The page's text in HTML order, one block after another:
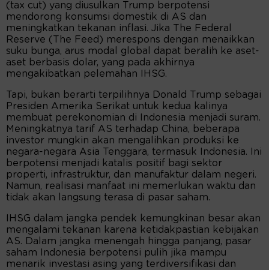
(tax cut) yang diusulkan Trump berpotensi
mendorong konsumsi domestik di AS dan
meningkatkan tekanan inflasi. Jika The Federal
Reserve (The Feed) merespons dengan menaikkan
suku bunga, arus modal global dapat beralih ke aset-
aset berbasis dolar, yang pada akhirnya
mengakibatkan pelemahan IHSG.
Tapi, bukan berarti terpilihnya Donald Trump sebagai
Presiden Amerika Serikat untuk kedua kalinya
membuat perekonomian di Indonesia menjadi suram.
Meningkatnya tarif AS terhadap China, beberapa
investor mungkin akan mengalihkan produksi ke
negara-negara Asia Tenggara, termasuk Indonesia. Ini
berpotensi menjadi katalis positif bagi sektor
properti, infrastruktur, dan manufaktur dalam negeri.
Namun, realisasi manfaat ini memerlukan waktu dan
tidak akan langsung terasa di pasar saham.
IHSG dalam jangka pendek kemungkinan besar akan
mengalami tekanan karena ketidakpastian kebijakan
AS. Dalam jangka menengah hingga panjang, pasar
saham Indonesia berpotensi pulih jika mampu
menarik investasi asing yang terdiversifikasi dan